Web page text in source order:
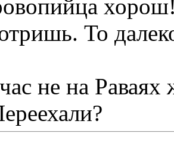
То
не на Раваях